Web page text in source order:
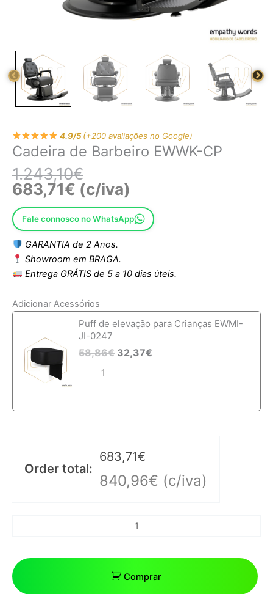
4.9/5(+200 avaliações no Google)
Cadeira de Barbeiro EWWK-CP
1.243,10€
683,71€ (c/iva)
Fale connosco no WhatsApp
GARANTIA de 2 Anos.
Showroom em BRAGA.
Entrega GRÁTIS de 5 a 10 dias úteis.
Adicionar Acessórios
Puff de elevação para Crianças EWMI-
JI-0247
58,86€ 32,37€
Quantidade
de
Cadeira
de
Barbeiro
EWWK-
Order total:
683,71€
840,96€ (c/iva)
Comprar